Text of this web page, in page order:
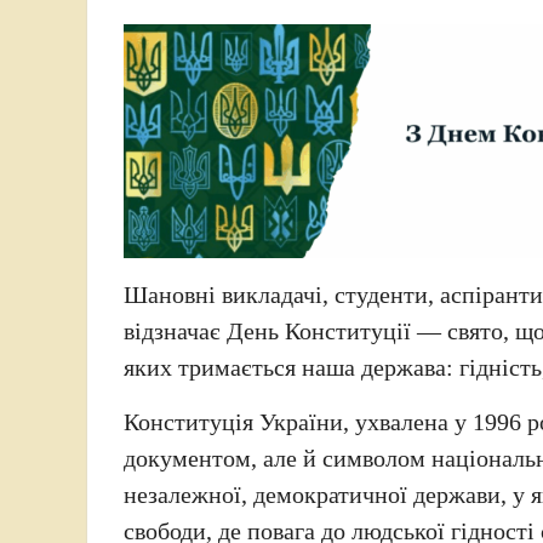
Шановні викладачі, студенти,
відзначає День Конституції — свято,
яких тримається наша держава:
Конституція України, ухвалена у
документом, але й символом
незалежної, демократичної держави, у
свободи, де повага до людської